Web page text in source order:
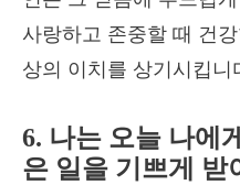
사랑하고 존중할 때 건
상의 이치를 상기시킵니
6. 나는 오늘 나에
은 일을 기쁘게 받